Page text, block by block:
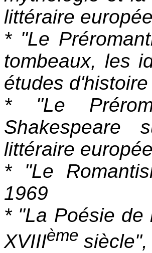
littéraire
* "Le
tombeaux, les
études
* "Le
Shakespeare
littéraire
* "Le
1969
* "La Poésie de
XVIIIème